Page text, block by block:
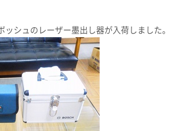
ッシュのレーザー墨出し器が入荷しました。